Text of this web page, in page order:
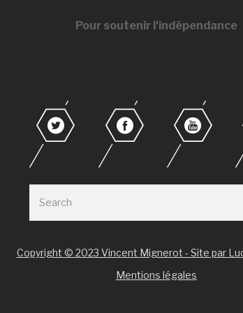
Pour soutenir l'indépendance
Copyright © 2023 Vincent Mignerot - Site par
Mentions légales